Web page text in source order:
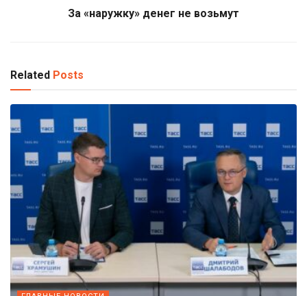
За «наружку» денег не возьмут
Related Posts